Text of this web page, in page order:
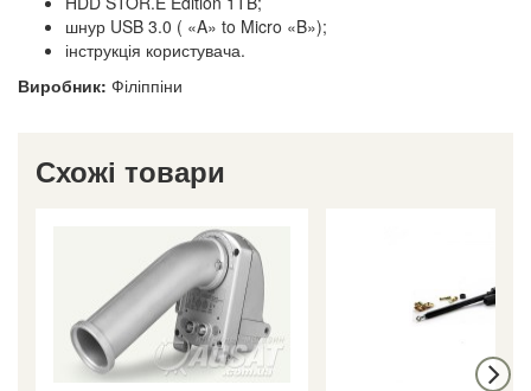
шнур USB 3.0 ( «A» to Micro «B»);
інструкція користувача.
Виробник: Філіппіни
Схожі товари